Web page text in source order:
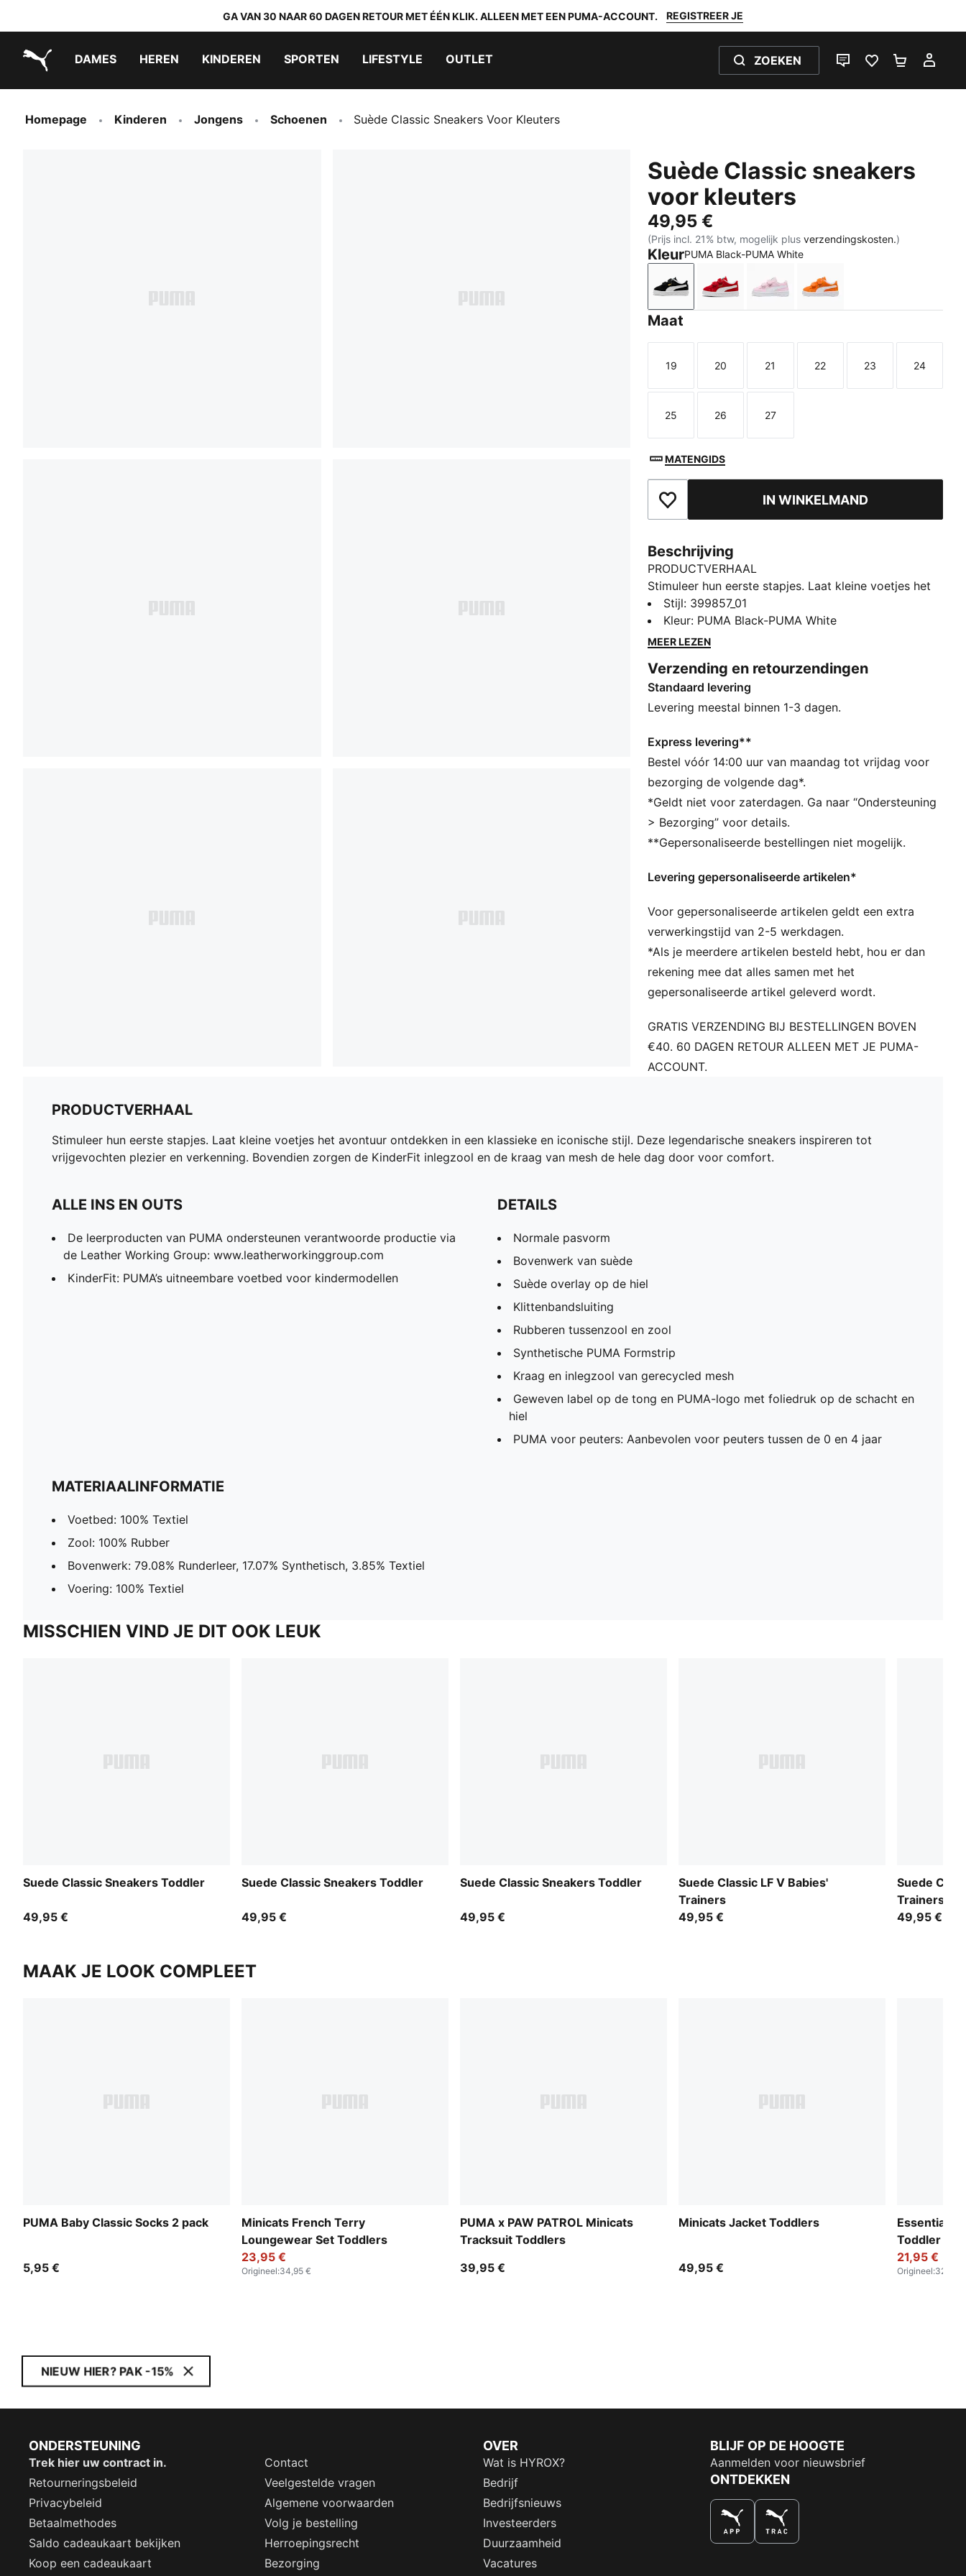
GA VAN 30 NAAR 60 DAGEN RETOUR MET ÉÉN KLIK. ALLEEN MET EEN PUMA-ACCOUNT. REGISTREER JE
DAMES HEREN KINDEREN SPORTEN LIFESTYLE OUTLET ZOEKEN
LIVE CHATFAVORIETEN 0
Homepage Kinderen Jongens Schoenen Suède Classic Sneakers Voor Kleuters
Suède Classic sneakers
voor kleuters
49,95 €
(Prijs incl. 21% btw, mogelijk plusverzendingskosten.)
KleurPUMA Black-PUMA White
PUMA Black-PUMA White
For All Time Red-PUMA White
Pink Lady-PUMA White
Cayenne Pepper-PUMA
Maat
Maat
19
Maat
20
Maat
21
Maat
22
Maat
23
Maat
24
Maat
25
Maat
26
Maat
27
MATENGIDS
Toegevoegd aan favorietenIN WINKELMAND
Beschrijving
PRODUCTVERHAAL
Stimuleer hun eerste stapjes. Laat kleine voetjes het
avontuur ontdekken in een klassieke en iconische stijl.
Deze legendarische sneakers inspireren tot
vrijgevochten plezier en verkenning. Bovendien
de hele dag door voor comfort.
ALLE INS EN OUTS
De leerproducten van PUMA ondersteunen
Group: www.leatherworkinggroup.com
KinderFit: PUMA’s uitneembare voetbed voor
kindermodellen
DETAILS
Normale pasvorm
Bovenwerk van suède
Suède overlay op de hiel
Rubberen tussenzool en zool
Kraag en inlegzool van gerecycled mesh
Geweven label op de tong en PUMA-logo met
foliedruk op de schacht en hiel
PUMA voor peuters: Aanbevolen voor peuters tussen
de 0 en 4 jaar
Stijl: 399857_01
Kleur: PUMA Black-PUMA White
MEER LEZEN
Verzending en retourzendingen
Standaard levering
Levering meestal binnen 1-3 dagen.
Express levering**
Bestel vóór 14:00 uur van maandag tot vrijdag voor
bezorging de volgende dag*.
*Geldt niet voor zaterdagen. Ga naar “Ondersteuning
> Bezorging” voor details.
**Gepersonaliseerde bestellingen niet mogelijk.
Levering gepersonaliseerde artikelen*
Voor gepersonaliseerde artikelen geldt een extra
verwerkingstijd van 2-5 werkdagen.
*Als je meerdere artikelen besteld hebt, hou er dan
rekening mee dat alles samen met het
gepersonaliseerde artikel geleverd wordt.
GRATIS VERZENDING BIJ BESTELLINGEN BOVEN
€40. 60 DAGEN RETOUR ALLEEN MET JE PUMA-
ACCOUNT.
PRODUCTVERHAAL
Stimuleer hun eerste stapjes. Laat kleine voetjes het avontuur ontdekken in een klassieke en iconische stijl. Deze legendarische sneakers inspireren tot
vrijgevochten plezier en verkenning. Bovendien zorgen de KinderFit inlegzool en de kraag van mesh de hele dag door voor comfort.
ALLE INS EN OUTS
De leerproducten van PUMA ondersteunen verantwoorde productie via
de Leather Working Group: www.leatherworkinggroup.com
KinderFit: PUMA’s uitneembare voetbed voor kindermodellen
DETAILS
Normale pasvorm
Bovenwerk van suède
Suède overlay op de hiel
Klittenbandsluiting
Rubberen tussenzool en zool
Synthetische PUMA Formstrip
Kraag en inlegzool van gerecycled mesh
Geweven label op de tong en PUMA-logo met foliedruk op de schacht en
hiel
PUMA voor peuters: Aanbevolen voor peuters tussen de 0 en 4 jaar
MATERIAALINFORMATIE
Voetbed: 100% Textiel
Zool: 100% Rubber
Bovenwerk: 79.08% Runderleer, 17.07% Synthetisch, 3.85% Textiel
Voering: 100% Textiel
MISSCHIEN VIND JE DIT OOK LEUK
Suede Classic Sneakers Toddler
49,95 €
Suede Classic Sneakers Toddler
49,95 €
Suede Classic Sneakers Toddler
49,95 €
Suede Classic LF V Babies'
Trainers
49,95 €
Suede
Trainers
49,95 €
MAAK JE LOOK COMPLEET
PUMA Baby Classic Socks 2 pack
5,95 €
Minicats French Terry
Loungewear Set Toddlers
23,95 €
Origineel:34,95 €
PUMA x PAW PATROL Minicats
Tracksuit Toddlers
39,95 €
Minicats Jacket Toddlers
49,95 €
Essentials
Toddler
21,95 €
Origineel:32,95 €
NIEUW HIER? PAK -15%
ONDERSTEUNING
Trek hier uw contract in.
Contact
Retourneringsbeleid
Veelgestelde vragen
Privacybeleid
Algemene voorwaarden
Betaalmethodes
Volg je bestelling
Saldo cadeaukaart bekijken
Herroepingsrecht
Koop een cadeaukaart
Bezorging
OVER
Wat is HYROX?
Bedrijf
Bedrijfsnieuws
Investeerders
Duurzaamheid
Vacatures
BLIJF OP DE HOOGTE
Aanmelden voor nieuwsbrief
ONTDEKKEN